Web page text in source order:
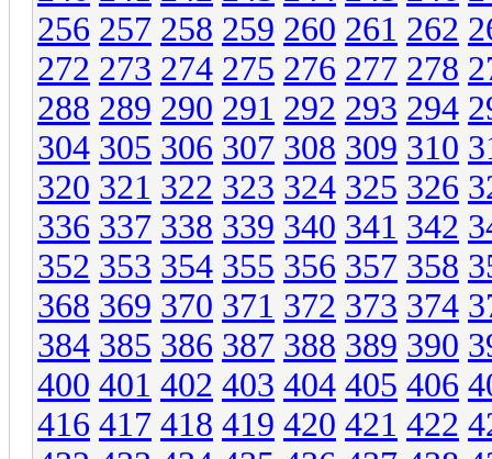
256 257 258 259 260 261 262
272 273 274 275 276 277 278
288 289 290 291 292 293 294
304 305 306 307 308 309 310
320 321 322 323 324 325 326
336 337 338 339 340 341 342
352 353 354 355 356 357 358
368 369 370 371 372 373 374
384 385 386 387 388 389 390
400 401 402 403 404 405 406
416 417 418 419 420 421 422